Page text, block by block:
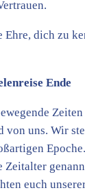
Ehre, dich zu
Ende
von uns. Wir
Zeitalter
euch